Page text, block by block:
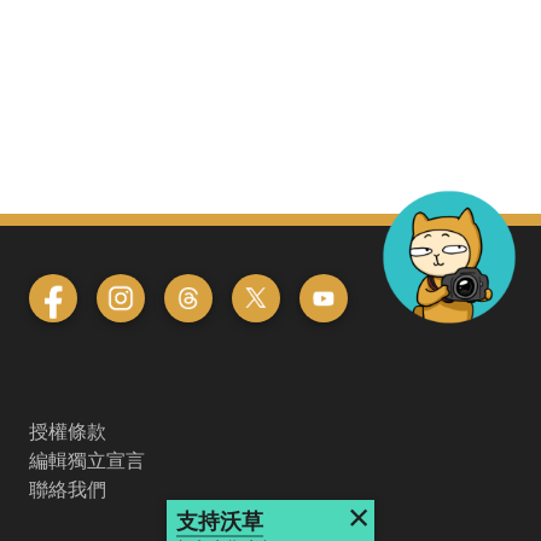
授權條款
編輯獨立宣言
聯絡我們
支持沃草 ×